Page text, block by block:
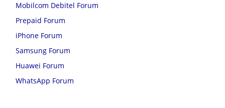
Mobilcom Debitel Forum
Prepaid Forum
iPhone Forum
Samsung Forum
Huawei Forum
WhatsApp Forum